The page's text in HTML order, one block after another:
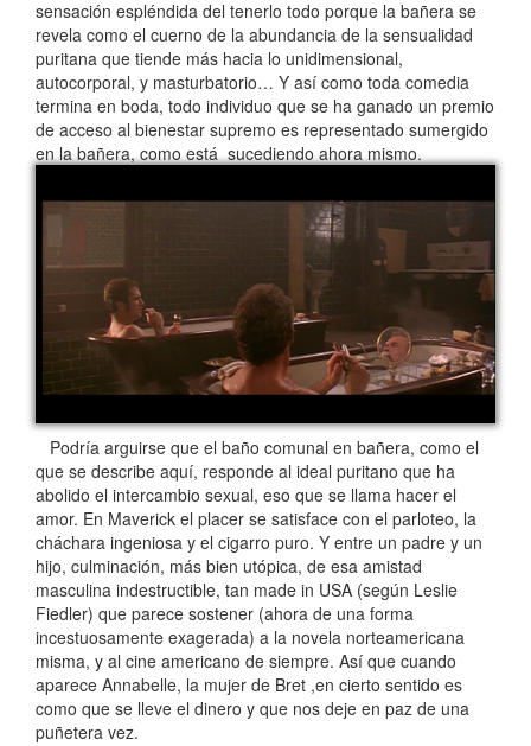
sensación espléndida del tenerlo todo porque la bañera se
revela como el cuerno de la abundancia de la sensualidad
puritana que tiende más hacia lo unidimensional,
autocorporal, y masturbatorio… Y así como toda comedia
termina en boda, todo individuo que se ha ganado un premio
de acceso al bienestar supremo es representado sumergido
en la bañera, como está sucediendo ahora mismo.
Podría arguirse que el baño comunal en bañera, como el
que se describe aquí, responde al ideal puritano que ha
abolido el intercambio sexual, eso que se llama hacer el
amor. En Maverick el placer se satisface con el parloteo, la
cháchara ingeniosa y el cigarro puro. Y entre un padre y un
hijo, culminación, más bien utópica, de esa amistad
masculina indestructible, tan made in USA (según Leslie
Fiedler) que parece sostener (ahora de una forma
incestuosamente exagerada) a la novela norteamericana
misma, y al cine americano de siempre. Así que cuando
aparece Annabelle, la mujer de Bret ,en cierto sentido es
como que se lleve el dinero y que nos deje en paz de una
puñetera vez.